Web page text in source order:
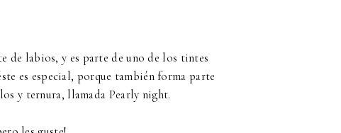
de labios, y es parte de uno de los tintes
es especial, porque también forma parte
y ternura, llamada Pearly night.